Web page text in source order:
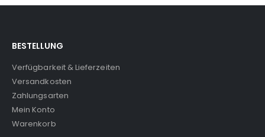
BESTELLUNG
Verfügbarkeit & Lieferzeiten
Versandkosten
Zahlungsarten
Mein Konto
Warenkorb